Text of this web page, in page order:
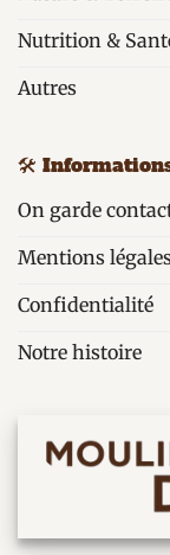
Nutrition &
Autres
🛠️
On garde
Mentions
Confidentialité
Notre histoire